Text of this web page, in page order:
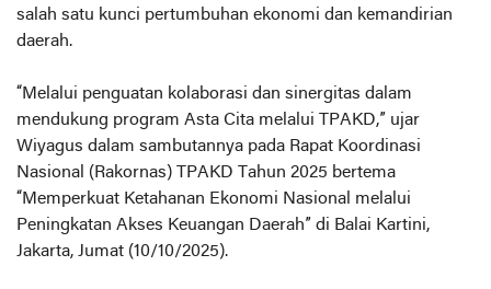
salah satu kunci pertumbuhan ekonomi dan kemandirian
daerah.
“Melalui penguatan kolaborasi dan sinergitas dalam
mendukung program Asta Cita melalui TPAKD,” ujar
Wiyagus dalam sambutannya pada Rapat Koordinasi
Nasional (Rakornas) TPAKD Tahun 2025 bertema
“Memperkuat Ketahanan Ekonomi Nasional melalui
Peningkatan Akses Keuangan Daerah” di Balai Kartini,
Jakarta, Jumat (10/10/2025).